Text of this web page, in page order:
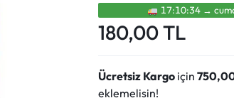
Cetvel, Pergel ve Sayı Çubukları
Yapışkanlı Not Kağıtları
17:10:33→
180,00TL
Ücretsiz Kargo için
eklemelisin!